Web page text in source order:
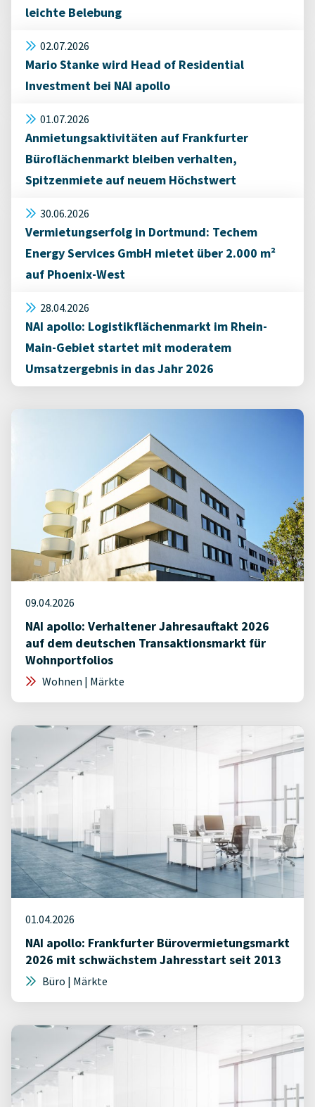
leichte Belebung
02.07.2026
Mario Stanke wird Head of Residential
Investment bei NAI apollo
01.07.2026
Anmietungsaktivitäten auf Frankfurter
Büroflächenmarkt bleiben verhalten,
Spitzenmiete auf neuem Höchstwert
30.06.2026
Vermietungserfolg in Dortmund: Techem
Energy Services GmbH mietet über 2.000 m²
auf Phoenix-West
28.04.2026
NAI apollo: Logistikflächenmarkt im Rhein-
Main-Gebiet startet mit moderatem
Umsatzergebnis in das Jahr 2026
09.04.2026
NAI apollo: Verhaltener Jahresauftakt 2026
auf dem deutschen Transaktionsmarkt für
Wohnportfolios
Wohnen | Märkte
01.04.2026
NAI apollo: Frankfurter Bürovermietungsmarkt
2026 mit schwächstem Jahresstart seit 2013
Büro | Märkte